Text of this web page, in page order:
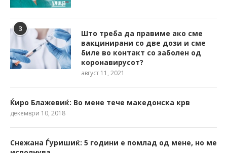
3
Што треба да правиме ако сме
вакцинирани со две дози и сме
биле во контакт со заболен од
коронавирусот?
август 11, 2021
Ќиро Блажевиќ: Во мене тече македонска крв
декември 10, 2018
Снежана Ѓуришиќ: 5 години е помлад од мене, но ме